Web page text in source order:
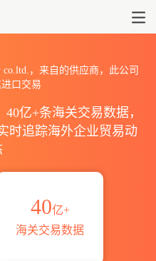
co.ltd.，来自的供应商，此公司
口交易
亿+条海关交易数据，
时追踪海外企业贸易动
40亿+
海关交易数据